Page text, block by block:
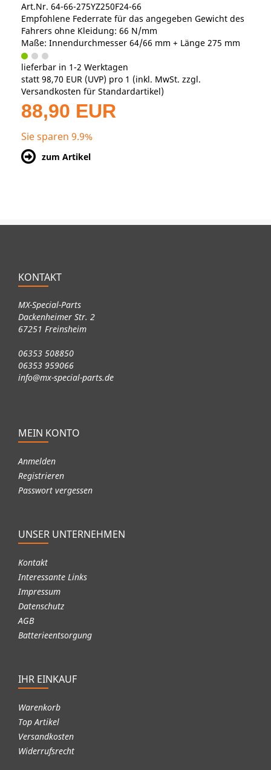
Art.Nr. 64-66-275YZ250F24-66
Empfohlene Federrate für das angegeben Gewicht des
Fahrers ohne Kleidung: 66 N/mm
Maße: Innendurchmesser 64/66 mm + Länge 275 mm
lieferbar in 1-2 Werktagen
statt 98,70 EUR (UVP) pro 1 (inkl. MwSt. zzgl.
Versandkosten für Standardartikel)
88,90 EUR
Sie sparen 9.9%
zum Artikel
KONTAKT
MX-Special-Parts
Dackenheimer Str. 2
67251 Freinsheim
06353 508850
06353 959066
info@mx-special-parts.de
MEIN KONTO
Anmelden
Registrieren
Passwort vergessen
UNSER UNTERNEHMEN
Kontakt
Interessante Links
Impressum
Datenschutz
AGB
Batterieentsorgung
IHR EINKAUF
Warenkorb
Top Artikel
Versandkosten
Widerrufsrecht